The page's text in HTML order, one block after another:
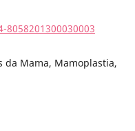
da Mama, Mamoplastia,